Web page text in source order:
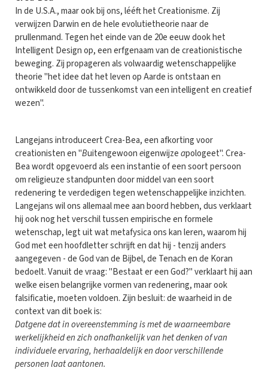
In de U.S.A., maar ook bij ons, lééft het Creationisme. Zij
verwijzen Darwin en de hele evolutietheorie naar de
prullenmand. Tegen het einde van de 20e eeuw dook het
Intelligent Design op, een erfgenaam van de creationistische
beweging. Zij propageren als volwaardig wetenschappelijke
theorie "het idee dat het leven op Aarde is ontstaan en
ontwikkeld door de tussenkomst van een intelligent en creatief
wezen".
Langejans introduceert Crea-Bea, een afkorting voor
creationisten en "Buitengewooneigenwijzeapologeet". Crea-
Bea wordt opgevoerd als een instantie of een soort persoon
om religieuze standpunten door middel van een soort
redenering te verdedigen tegen wetenschappelijke inzichten.
Langejans wil ons allemaal mee aan boord hebben, dus verklaart
hij ook nog het verschil tussen empirische en formele
wetenschap, legt uit wat metafysica ons kan leren, waarom hij
God met een hoofdletter schrijft en dat hij - tenzij anders
aangegeven - de God van de Bijbel, de Tenach en de Koran
bedoelt. Vanuit de vraag: "Bestaat er een God?" verklaart hij aan
welke eisen belangrijke vormen van redenering, maar ook
falsificatie, moeten voldoen. Zijn besluit: de waarheid in de
context van dit boek is:
Datgene dat in overeenstemming is met de waarneembare
werkelijkheid en zich onafhankelijk van het denken of van
individuele ervaring, herhaaldelijk en door verschillende
personen laat aantonen.